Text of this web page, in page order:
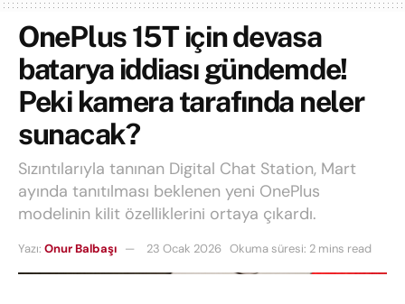
OnePlus 15T için devasa
batarya iddiası gündemde!
Peki kamera tarafında neler
sunacak?
Sızıntılarıyla tanınan Digital Chat Station, Mart
ayında tanıtılması beklenen yeni OnePlus
modelinin kilit özelliklerini ortaya çıkardı.
Yazı: Onur Balbaşı 23 Ocak 2026 Okuma süresi: 2 mins read